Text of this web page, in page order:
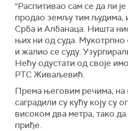
"Распитивао сам се да ли
продао земљу тим људима,
Срба и Албанаца. Ништа
њих ни од суда.
и жалио се суду.
Нећу одустати од своје
РТС Живаљевић.
Према његовим речима,
саградили су кућу коју су
високом два метра, тако
приђе.